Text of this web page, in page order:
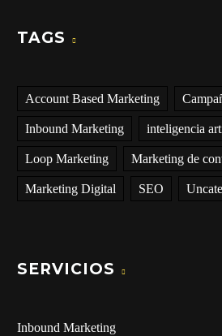
TAGS
Account Based Marketing
Inbound Marketing inteligencia
Loop Marketing Marketing de
Marketing Digital SEO
SERVICIOS
Inbound Marketing